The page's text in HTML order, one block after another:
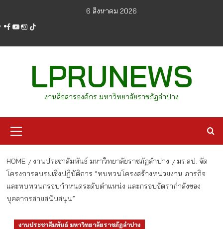
content
6 สิงหาคม 2026
facebook
youtube
instagram
tiktok
LPRUNEWS
งานสื่อสารองค์กร มหาวิทยาลัยราชภัฏลำปาง
Menu
HOME งานประชาสัมพันธ์ มหาวิทยาลัยราชภัฏลำปาง
มร.ลป. จัด
โครงการอบรมเชิงปฏิบัติการ “ทบทวนโครงสร้างหน่วยงาน ภารกิจ
และทบทวนกรอบกำหนดระดับตำแหน่ง และกรอบอัตรากำลังของ
บุคลากรสายสนับสนุน”
งานประชาสัมพันธ์ มหาวิทยาลัยราชภัฏลำปาง